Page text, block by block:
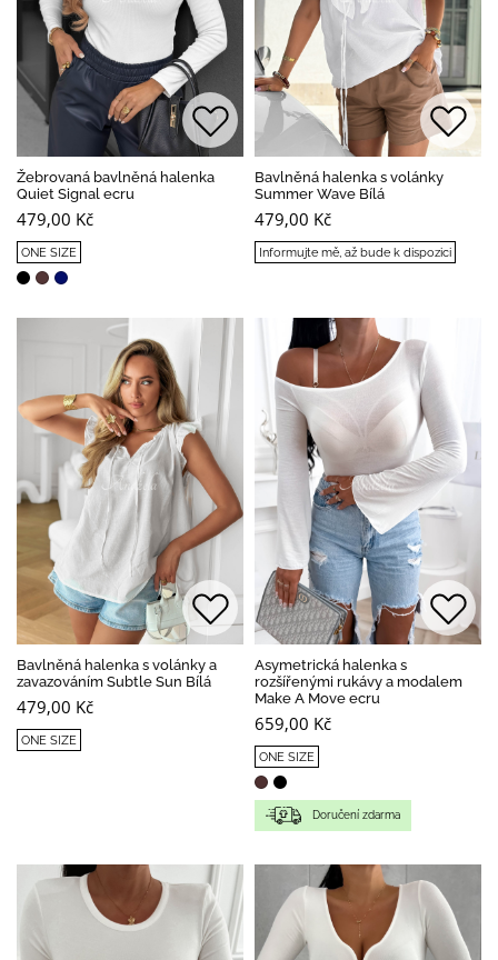
Žebrovaná bavlněná halenka
Quiet Signal ecru
479,00 Kč
ONE SIZE
Bavlněná halenka s volánky
Summer Wave Bílá
479,00 Kč
Informujte mě, až bude k dispozici
Bavlněná halenka s volánky a
zavazováním Subtle Sun Bílá
479,00 Kč
ONE SIZE
Asymetrická halenka s
rozšířenými rukávy a modalem
Make A Move ecru
659,00 Kč
ONE SIZE
Doručení zdarma